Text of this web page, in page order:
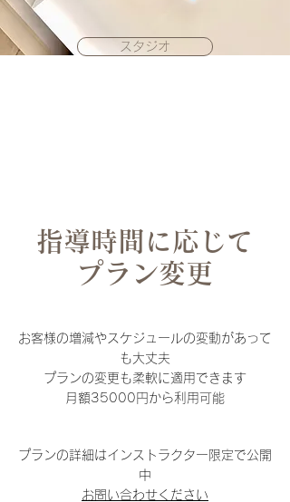
スタジオ
指導時間に応じて
​プラン変更
お客様の増減やスケジュールの変動があって
も大丈夫
​プランの変更も柔軟に適用できます
​月額35000円から利用可能
プランの詳細はインストラクター限定で公開
中
​お問い合わせください